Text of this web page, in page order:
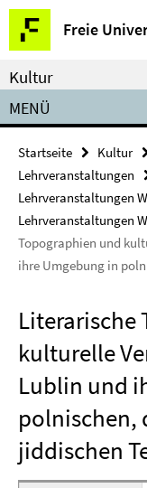
Springe
direkt
zu
Inhalt
Freie
Service-
Navigation
Kultur
MENÜ
Startseite Kultur
Lehrveranstaltungen
Lehrveranstaltungen
Lehrveranstaltungen
Topographien und
ihre Umgebung in
Literarische
kulturelle
Lublin und
polnischen,
jiddischen